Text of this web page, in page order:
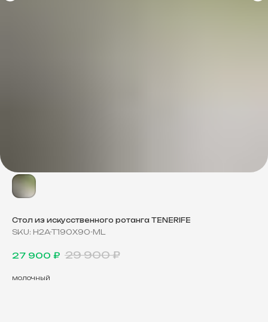
Стол из искусственного ротанга TENERIFE
SKU: H2A-T190X90-ML
27 900 ₽ 29 900 ₽
молочный